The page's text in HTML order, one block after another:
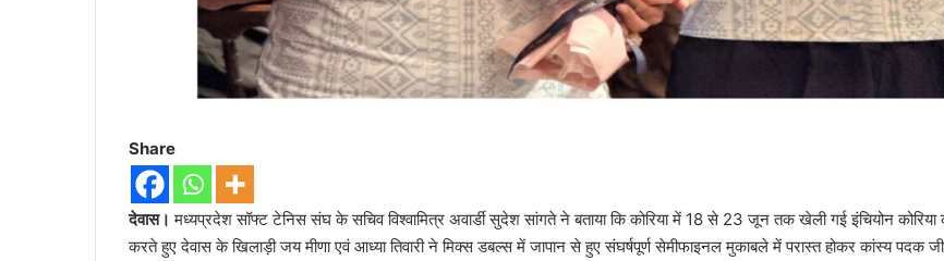
Share
देवास। मध्यप्रदेश सॉफ्ट टेनिस संघ के सचिव विश्वामित्र अवार्डी सुदेश सांगते ने बताया कि कोरिया में 18 से 23 जून तक खेली गई इंचियोन कोरिया
करते हुए देवास के खिलाड़ी जय मीणा एवं आध्या तिवारी ने मिक्स डबल्स में जापान से हुए संघर्षपूर्ण सेमीफाइनल मुकाबले में परास्त होकर कांस्य पदक